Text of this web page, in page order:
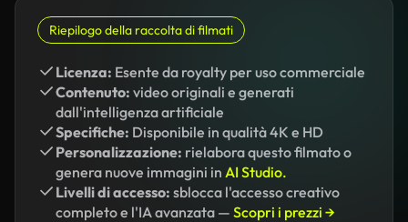
Riepilogo della raccolta di filmati
Licenza: Esente da royalty per uso commerciale
Contenuto: video originali e generati
dall'intelligenza artificiale
Specifiche: Disponibile in qualità 4K e HD
Personalizzazione: rielabora questo filmato o
genera nuove immagini in AI Studio.
Livelli di accesso: sblocca l'accesso creativo
completo e l'IA avanzata — Scopri i prezzi →